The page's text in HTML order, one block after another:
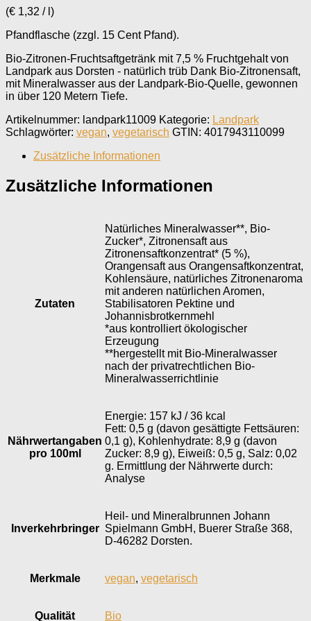
(€ 1,32 / )
Pfandflasche (zzgl. 15 Cent Pfand).
Bio-Zitronen-Fruchtsaftgetränk mit 7,5 % Fruchtgehalt von
Landpark aus Dorsten - natürlich trüb Dank Bio-Zitronensaft,
mit Mineralwasser aus der Landpark-Bio-Quelle, gewonnen
in über 120 Metern Tiefe.
Artikelnummer: landpark11009 Kategorie: Landpark
Schlagwörter: vegan, vegetarisch GTIN: 4017943110099
Zusätzliche Informationen
Zusätzliche Informationen
Zutaten
Natürliches Mineralwasser**, Bio-
Zucker*, Zitronensaft aus
Zitronensaftkonzentrat* (5 %),
Orangensaft aus Orangensaftkonzentrat,
Kohlensäure, natürliches Zitronenaroma
mit anderen natürlichen Aromen,
Stabilisatoren Pektine und
Johannisbrotkernmehl
*aus kontrolliert ökologischer
Erzeugung
**hergestellt mit Bio-Mineralwasser
nach der privatrechtlichen Bio-
Mineralwasserrichtlinie
Nährwertangaben
pro 100ml
Energie: 157 kJ / 36 kcal
Fett: 0,5 g (davon gesättigte Fettsäuren:
0,1 g), Kohlenhydrate: 8,9 g (davon
Zucker: 8,9 g), Eiweiß: 0,5 g, Salz: 0,02
g. Ermittlung der Nährwerte durch:
Analyse
Inverkehr­bringer
Heil- und Mineralbrunnen Johann
Spielmann GmbH, Buerer Straße 368,
D-46282 Dorsten.
Merkmale vegan, vegetarisch
Qualität Bio